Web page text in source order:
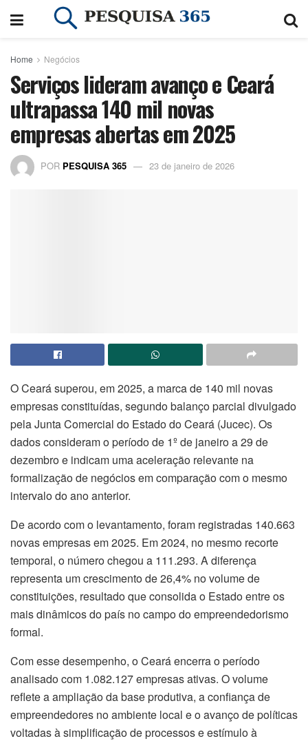
Home Negócios
Serviços lideram avanço e Ceará
ultrapassa 140 mil novas
empresas abertas em 2025
POR PESQUISA 365 23 de janeiro de 2026
O Ceará superou, em 2025, a marca de 140 mil novas
empresas constituídas, segundo balanço parcial divulgado
pela Junta Comercial do Estado do Ceará (Jucec). Os
dados consideram o período de 1º de janeiro a 29 de
dezembro e indicam uma aceleração relevante na
formalização de negócios em comparação com o mesmo
intervalo do ano anterior.
De acordo com o levantamento, foram registradas 140.663
novas empresas em 2025. Em 2024, no mesmo recorte
temporal, o número chegou a 111.293. A diferença
representa um crescimento de 26,4% no volume de
constituições, resultado que consolida o Estado entre os
mais dinâmicos do país no campo do empreendedorismo
formal.
Com esse desempenho, o Ceará encerra o período
analisado com 1.082.127 empresas ativas. O volume
reflete a ampliação da base produtiva, a confiança de
empreendedores no ambiente local e o avanço de políticas
voltadas à simplificação de processos e estímulo à